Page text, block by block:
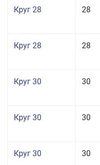
Круг 28 28
Круг 28 28
Круг 30 30
Круг 30 30
Круг 30 30